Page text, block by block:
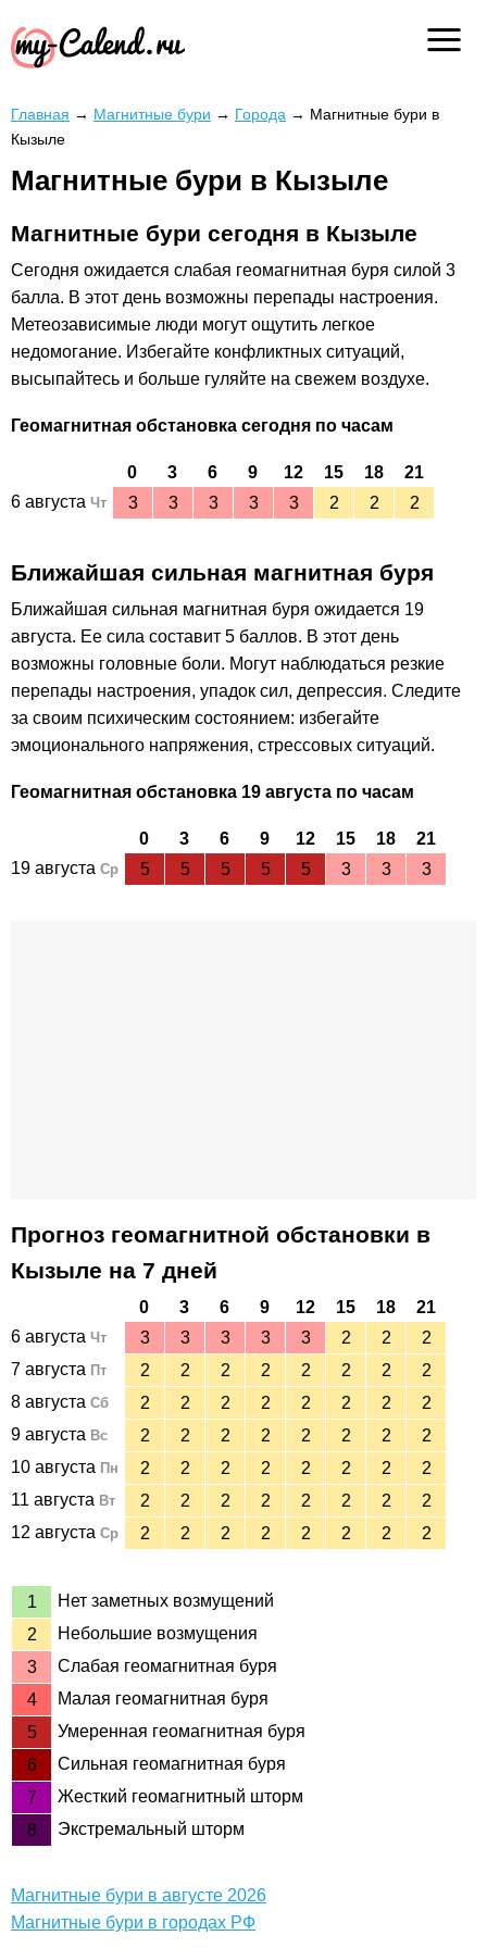
Главная → Магнитные бури → Города → Магнитные бури в
Кызыле
Магнитные бури в Кызыле
Магнитные бури сегодня в Кызыле
Сегодня ожидается слабая геомагнитная буря силой 3
балла. В этот день возможны перепады настроения.
Метеозависимые люди могут ощутить легкое
недомогание. Избегайте конфликтных ситуаций,
высыпайтесь и больше гуляйте на свежем воздухе.
Геомагнитная обстановка сегодня по часам
0 3 6 9 12 15 18
21
6 августа Чт 3 3 3 3 3 2 2 2
Ближайшая сильная магнитная буря
Ближайшая сильная магнитная буря ожидается 19
августа. Ее сила составит 5 баллов. В этот день
возможны головные боли. Могут наблюдаться резкие
перепады настроения, упадок сил, депрессия. Следите
за своим психическим состоянием: избегайте
эмоционального напряжения, стрессовых ситуаций.
Геомагнитная обстановка 19 августа по часам
0 3 6 9 12 15 18
21
19 августа Ср 5 5 5 5 5 3 3 3
Прогноз геомагнитной обстановки в
Кызыле на 7 дней
0 3 6 9 12 15 18
21
6 августа Чт 3 3 3 3 3 2 2
2
7 августа Пт 2 2 2 2 2 2 2
2
8 августа Сб 2 2 2 2 2 2 2
2
9 августа Вс 2 2 2 2 2 2 2
2
10 августа Пн 2 2 2 2 2 2 2
2
11 августа Вт 2 2 2 2 2 2 2
2
12 августа Ср 2 2 2 2 2 2 2 2
1
Нет заметных возмущений
2
Небольшие возмущения
3
Слабая геомагнитная буря
4
Малая геомагнитная буря
5
Умеренная геомагнитная буря
6
Сильная геомагнитная буря
7
Жесткий геомагнитный шторм
8
Экстремальный шторм
Магнитные бури в августе 2026
Магнитные бури в городах РФ